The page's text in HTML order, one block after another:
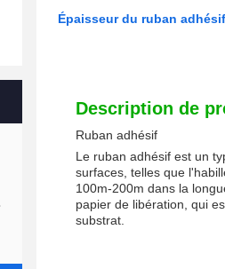
Épaisseur du ruban
Description de
Ruban adhésif
Le ruban adhésif est un
surfaces, telles que
100m-200m dans la
papier de libération, qui
substrat.